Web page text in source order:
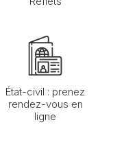
État-civil : prenez
rendez-vous en
ligne